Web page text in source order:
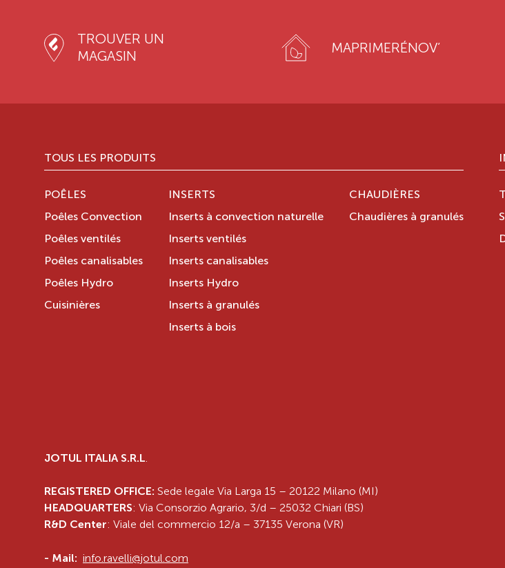
TROUVER UN
MAGASIN
MAPRIMERÉNOV’
TOUS LES PRODUITS
POÊLES
Poêles Convection
Poêles ventilés
Poêles canalisables
Poêles Hydro
Cuisinières
INSERTS
Inserts à convection naturelle
Inserts ventilés
Inserts canalisables
Inserts Hydro
Inserts à granulés
Inserts à bois
CHAUDIÈRES
Chaudières à granulés
JOTUL ITALIA S.R.L.
REGISTERED OFFICE: Sede legale Via Larga 15 – 20122 Milano (MI)
HEADQUARTERS: Via Consorzio Agrario, 3/d – 25032 Chiari (BS)
R&D Center: Viale del commercio 12/a – 37135 Verona (VR)
- Mail: info.ravelli@jotul.com